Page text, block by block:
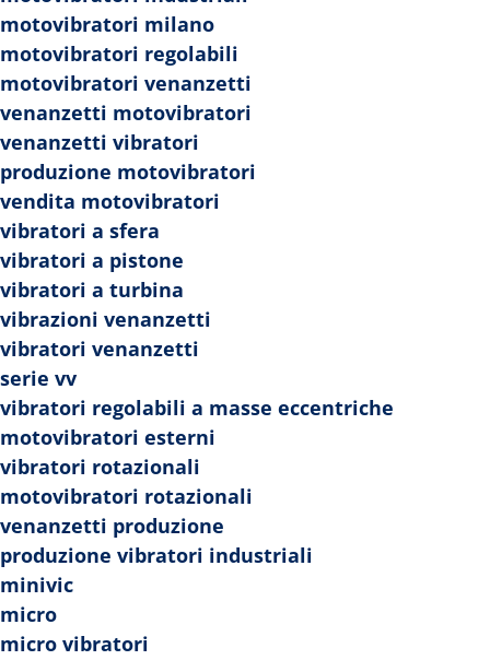
Progettato daElegant Themes
Sviluppato da
motovibratori milano
motovibratori regolabili
motovibratori venanzetti
venanzetti motovibratori
venanzetti vibratori
produzione motovibratori
vendita motovibratori
vibratori a sfera
vibratori a pistone
vibratori a turbina
vibrazioni venanzetti
vibratori venanzetti
serie vv
vibratori regolabili a masse eccentriche
motovibratori esterni
vibratori rotazionali
motovibratori rotazionali
venanzetti produzione
produzione vibratori industriali
minivic
micro
micro vibratori